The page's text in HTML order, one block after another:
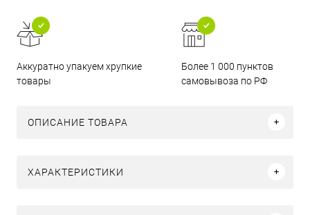
Аккуратно упакуем хрупкие
товары
Более 1 000 пунктов
самовывоза по РФ
ОПИСАНИЕ ТОВАРА
ХАРАКТЕРИСТИКИ